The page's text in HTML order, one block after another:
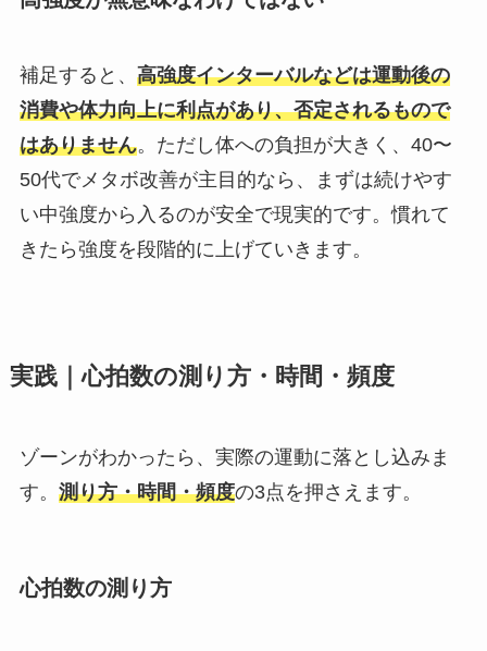
補足すると、 高強度インターバルなどは運動後の
消費や体力向上に利点があり、否定されるもので
はありません。ただし体への負担が大きく、40〜
50代でメタボ改善が主目的なら、まずは続けやす
い中強度から入るのが安全で現実的です。慣れて
きたら強度を段階的に上げていきます。
実践｜心拍数の測り方・時間・頻度
ゾーンがわかったら、実際の運動に落とし込みま
す。 測り方・時間・頻度の3点を押さえます。
心拍数の測り方